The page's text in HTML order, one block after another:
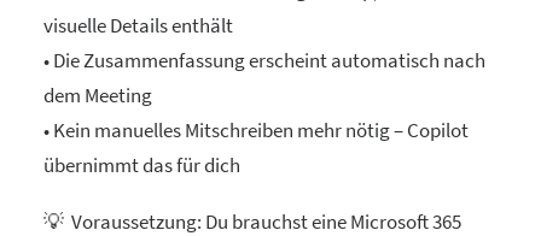
visuelle Details enthält
• Die Zusammenfassung erscheint automatisch nach
dem Meeting
• Kein manuelles Mitschreiben mehr nötig – Copilot
übernimmt das für dich
💡 Voraussetzung: Du brauchst eine Microsoft 365